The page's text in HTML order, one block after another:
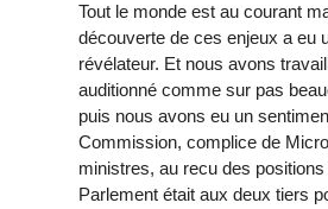
Tout le monde est au courant
découverte de ces enjeux a eu
révélateur. Et nous avons
auditionné comme sur pas
puis nous avons eu un
Commission, complice de
ministres, au recu des
Parlement était aux deux tiers